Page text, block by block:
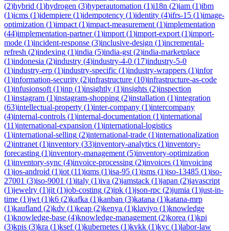
(2)hybrid (1)hydrogen (3)hyperautomation (1)i18n (2)iam (1)ibm
(1)icms (1)idempiere (1)idempotency (1)identity (4)ifrs-15 (1)image-
optimization (1)impact (1)impact-measurement (1)implementation
(44)implementation-partner(1)import (1)import-export (1)import-
mode (1)incident-response (3)inclusive-design (1)incremental-
refresh (2)indexing (1)india (5)india-gst (2)india-marketplace
(1)indonesia (2)industry (4)industry-4-0 (17)industry-5-0
(1)industry-erp (1)industry-specific (1)industry-wrappers (1)infor
(1)information-security (2)infrastructure (10)infrastructure-as-code
(1)infusionsoft (1)inp (1)insightly (1)insights (2)inspection
(1)instagram (1)instagram-shopping (2)installation (1)integration
(63)intellectual-property (1)inter-company (1)intercompany
(4)internal-controls (1)internal-documentation (1)international
(11)international-expansion (1)international-logistics
(1)international-selling (2)international-trade (1)internationalization
(2)intranet (1)inventory (33)inventory-analytics (1)inventory-
forecasting (1)inventory-management (5)inventory-optimization
(1)inventory-sync (4)invoice-processing (2)invoices (1)invoicing
(1)ios-android (1)iot (11)iqms (1)isa-95 (1)isms (1)iso-13485 (1)iso-
27001 (3)iso-9001 (1)italy (1)iva (2)jamstack (1)japan (2)javascript
(1)jewelry (1)jit (1)job-costing (2)jpk (1)json-rpc (2)jumia (1)just-in-
time (1)jwt (1)k6 (2)kafka (1)kanban (3)katana (1)katana-mrp
(1)kaufland (2)kdv (1)keap (2)kenya (1)klaviyo (1)knowledge
(1)knowledge-base (4)knowledge-management (2)korea (1)kpi
(3)kpis (3)kra (1)ksef(1)kubernetes (1)kvkk (1)kyc (1)labor-law